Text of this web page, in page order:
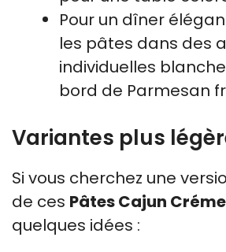
Pour un dîner
les pâtes dans des
individuelles
bord de Parmesan
Variantes plus
Si vous cherchez une
de ces Pâtes Cajun
quelques idées :